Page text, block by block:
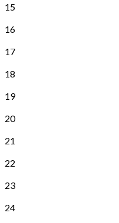
15
16
17
18
19
20
21
22
23
24